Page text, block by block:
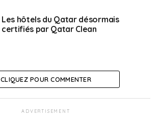
Les hôtels du Qatar désormais
certifiés par Qatar Clean
CLIQUEZ POUR COMMENTER
ADVERTISEMENT